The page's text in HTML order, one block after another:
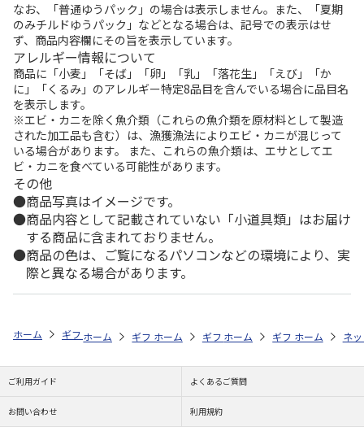
なお、「普通ゆうパック」の場合は表示しません。また、「夏期
のみチルドゆうパック」などとなる場合は、記号での表示はせ
ず、商品内容欄にその旨を表示しています。
アレルギー情報について
商品に「小麦」「そば」「卵」「乳」「落花生」「えび」「か
に」「くるみ」のアレルギー特定8品目を含んでいる場合に品目名
を表示します。
※エビ・カニを除く魚介類（これらの魚介類を原材料として製造
された加工品も含む）は、漁獲漁法によりエビ・カニが混じって
いる場合があります。 また、これらの魚介類は、エサとしてエ
ビ・カニを食べている可能性があります。
その他
商品写真はイメージです。
商品内容として記載されていない「小道具類」はお届け
する商品に含まれておりません。
商品の色は、ご覧になるパソコンなどの環境により、実
際と異なる場合があります。
ホーム ギフトストア お中元・夏ギフト特集 2026 お菓子・スイーツ
ホーム ギフトストア お中元・夏ギフト特集 2026
ホーム ギフトストア お中元・夏ギフト
ホーム ギフトストア お
ホーム ネ
ご利用ガイド よくあるご質問
お問い合わせ 利用規約